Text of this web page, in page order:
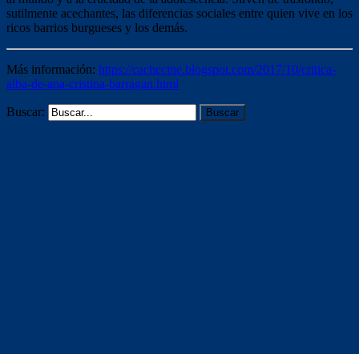
sutilmente acechantes, las diferencias sociales entre quien vive en los
ricos barrios burgueses y los demás.
Más información: https://cachecine.blogspot.com/2017/10/critica-
alba-de-ana-cristina-barragan.html
Buscar: